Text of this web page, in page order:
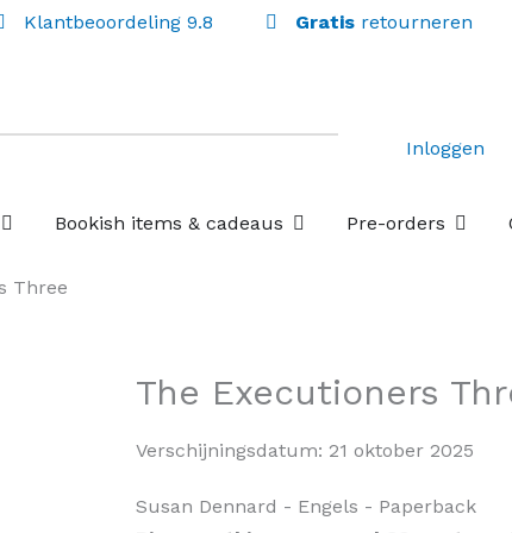
Klantbeoordeling 9.8 Gratis retourneren
Inloggen
Open Losse boekenboxen
Bookish items & cadeaus Open Bookish items &
Pre-orders Open
Three
The Executioners
Verschijningsdatum: 21 oktober 2025
Susan Dennard - Engels - Paperback